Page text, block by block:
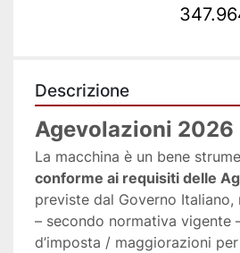
Descrizione
Agevolazioni 2026
conforme ai requisiti delle
previste dal Governo Italiano,
– secondo normativa vigente
d’imposta / maggiorazioni